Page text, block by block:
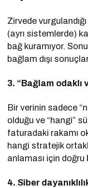
Zirvede
(ayrı sistemlerde)
bağ kuramıyor.
bağlam dışı
3. “Bağlam odaklı
Bir verinin sadece
olduğu ve “hangi”
faturadaki rakamı
hangi stratejik
anlaması için
4. Siber